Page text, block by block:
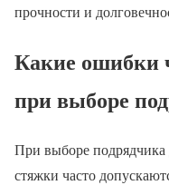
прочности и
Какие ошибки
при выборе
При выборе подрядчика
стяжки часто